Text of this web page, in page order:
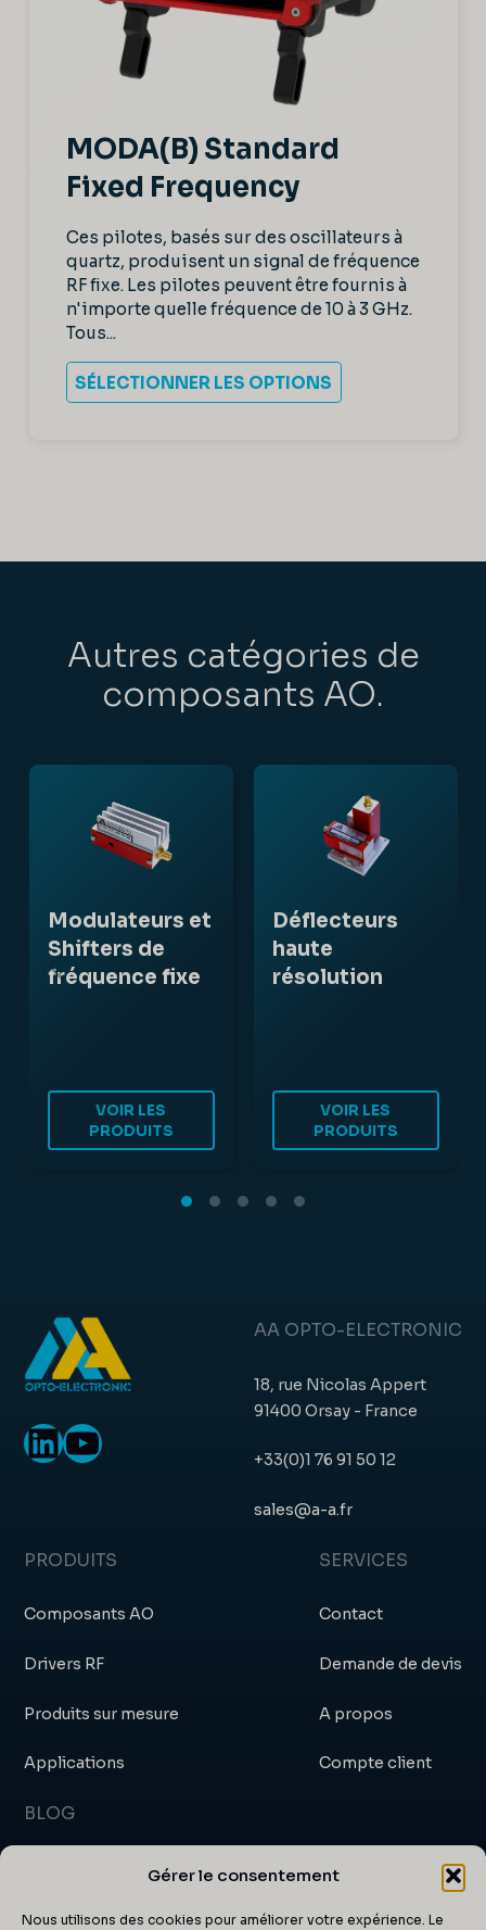
Gérer le consentement
Nous utilisons des cookies pour améliorer votre expérience. Le
MODA(B) Standard
Fixed Frequency
Ces pilotes, basés sur des oscillateurs à
quartz, produisent un signal de fréquence
RF fixe. Les pilotes peuvent être fournis à
n'importe quelle fréquence de 10 à 3 GHz.
Tous...
SÉLECTIONNER LES OPTIONS
Autres catégories de
composants AO.
Modulateurs et
Shifters de
fréquence fixe
VOIR LES
PRODUITS
Déflecteurs
haute
résolution
VOIR LES
PRODUITS
LinkedIn
YouTube
AA OPTO-ELECTRONIC
18, rue Nicolas Appert
91400 Orsay - France
+33(0)1 76 91 50 12
sales@a-a.fr
PRODUITS
Composants AO
Drivers RF
Produits sur mesure
Applications
SERVICES
Contact
Demande de devis
A propos
Compte client
BLOG
Actualités et événements